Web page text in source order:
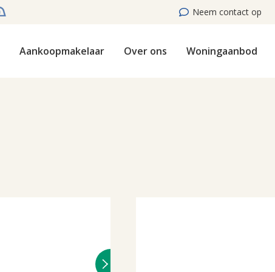
Neem contact op
Aankoopmakelaar Over ons Woningaanbod